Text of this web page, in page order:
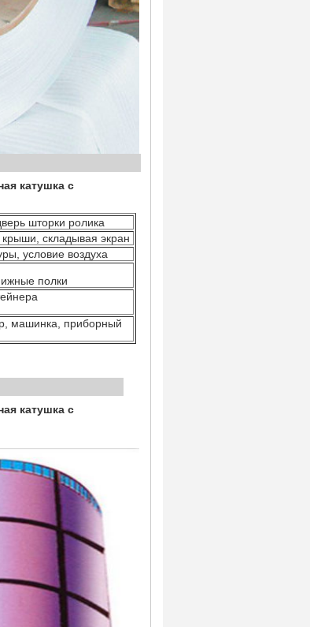
катушка с
шторки ролика
крыши, складывая экран
условие воздуха
полки
машинка, приборный
катушка с